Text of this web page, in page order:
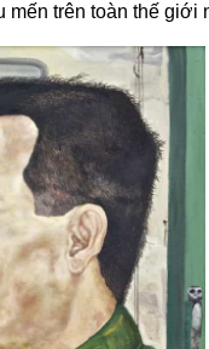
mến trên toàn thế giới